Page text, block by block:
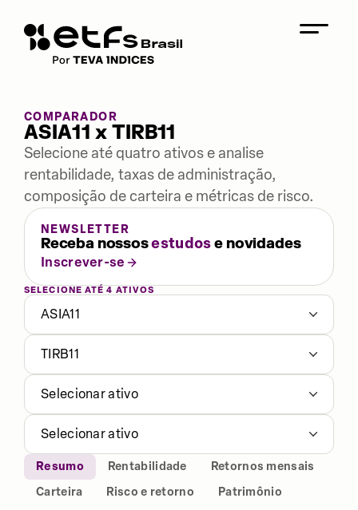
COMPARADOR
ASIA11 x TIRB11
Selecione até quatro ativos e analise
rentabilidade, taxas de administração,
composição de carteira e métricas de risco.
NEWSLETTER
Receba nossosestudose novidades
Inscrever-se
SELECIONE ATÉ 4 ATIVOS
ASIA11
TIRB11
Selecionar ativo
Selecionar ativo
Resumo Rentabilidade
Retornos mensais
Carteira
Risco e retorno
Patrimônio